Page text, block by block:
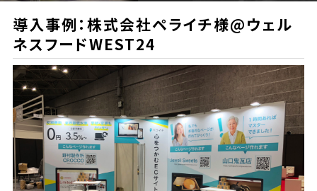
導入事例：株式会社ペライチ様@ウェル
ネスフードWEST24